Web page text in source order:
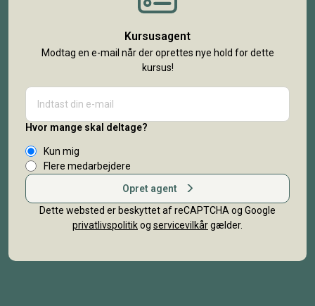
Kursusagent
Modtag en e-mail når der oprettes nye hold for dette
kursus!
Hvor mange skal deltage?
Kun mig
Flere medarbejdere
Opret agent
Dette websted er beskyttet af reCAPTCHA og Google
privatlivspolitikog servicevilkårgælder.